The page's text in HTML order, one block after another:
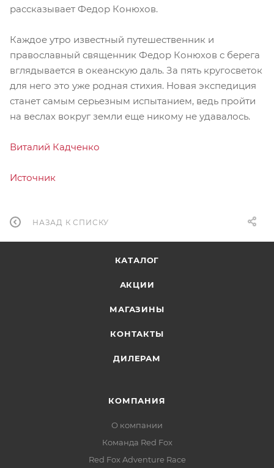
рассказывает Федор Конюхов.
Каждое утро известный путешественник и
православный священник Федор Конюхов с берега
вглядывается в океанскую даль. За пять кругосветок
для него это уже родная стихия. Новая экспедиция
станет самым серьезным испытанием, ведь пройти
на веслах вокруг земли еще никому не удавалось.
Виталий Кадченко
Источник
НАЗАД К СПИСКУ
КАТАЛОГ
АКЦИИ
МАГАЗИНЫ
КОНТАКТЫ
ДИЛЕРАМ
КОМПАНИЯ
О компании
Команда Red Fox
Red Fox Adventure Race